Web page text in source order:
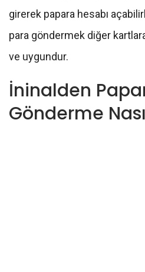
girerek papara hesabı
para göndermek diğer
ve uygundur.
İninalden
Gönderme